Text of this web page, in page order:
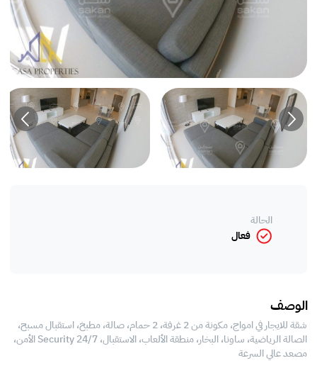
الحالة
فعال
الوصف
شقة للايجار في امواج، مكونة من 2 غرفة، 2 حمام، صالة، مطبخ، استقبال مسبح،
الصالة الرياضية، ساونا، البخار، منطقة الألعاب، الاستقبال، Security 24/7 الأمن،
مصعد عالي السرعة